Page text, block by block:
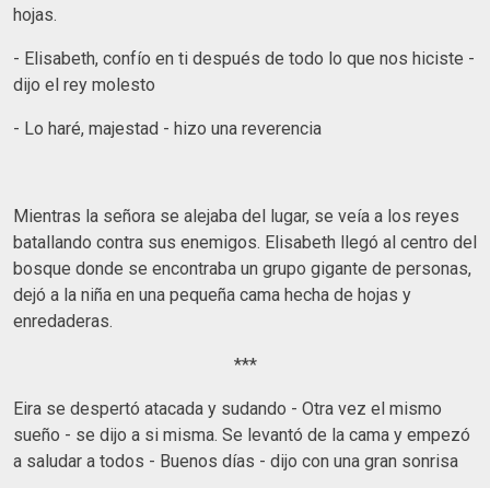
hojas.
- Elisabeth, confío en ti después de todo lo que nos hiciste -
dijo el rey molesto
- Lo haré, majestad - hizo una reverencia
Mientras la señora se alejaba del lugar, se veía a los reyes
batallando contra sus enemigos. Elisabeth llegó al centro del
bosque donde se encontraba un grupo gigante de personas,
dejó a la niña en una pequeña cama hecha de hojas y
enredaderas.
***
Eira se despertó atacada y sudando - Otra vez el mismo
sueño - se dijo a si misma. Se levantó de la cama y empezó
a saludar a todos - Buenos días - dijo con una gran sonrisa